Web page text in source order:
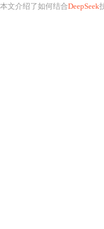
本文介绍了如何结合DeepSeek